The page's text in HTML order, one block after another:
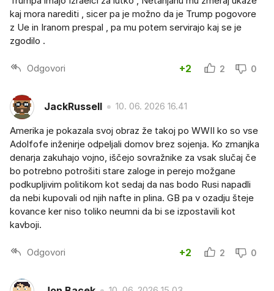
kaj mora narediti , sicer pa je možno da je Trump pogovore
z Ue in Iranom prespal , pa mu potem servirajo kaj se je
zgodilo .
Odgovori +2 2 0
JackRussell 10. 06. 2026 16.41
Amerika je pokazala svoj obraz že takoj po WWII ko so vse
Adolfofe inženirje odpeljali domov brez sojenja. Ko zmanjka
denarja zakuhajo vojno, iščejo sovražnike za vsak slučaj če
bo potrebno potrošiti stare zaloge in perejo možgane
podkupljivim politikom kot sedaj da nas bodo Rusi napadli
da nebi kupovali od njih nafte in plina. GB pa v ozadju šteje
kovance ker niso toliko neumni da bi se izpostavili kot
kavboji.
Odgovori +2 2 0